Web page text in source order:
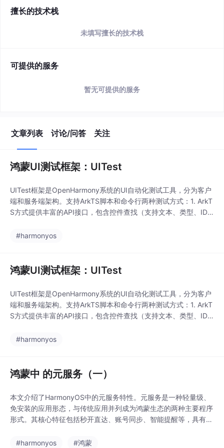
擅长的技术栈
未填写擅长的技术栈
可提供的服务
暂无可提供的服务
文章列表 讨论/问答 关注
鸿蒙UI测试框架：UITest
UITest框架是OpenHarmony系统的UI自动化测试工具，分为客户
端和服务端架构。支持ArkTS脚本和命令行两种测试方式：1. ArkT
S方式提供丰富的API接口，包含控件查找（支持文本、类型、ID
鼠/触摸板/手写笔）功能，通过Driver类实现测试流程控制；2. 命
#harmonyos
鸿蒙UI测试框架：UITest
UITest框架是OpenHarmony系统的UI自动化测试工具，分为客户
端和服务端架构。支持ArkTS脚本和命令行两种测试方式：1. ArkT
S方式提供丰富的API接口，包含控件查找（支持文本、类型、ID
鼠/触摸板/手写笔）功能，通过Driver类实现测试流程控制；2. 命
#harmonyos
鸿蒙中 的元服务（一）
本文介绍了HarmonyOS中的元服务特性。元服务是一种轻量级、
免安装的应用形态，与传统应用并列成为鸿蒙生态的两种主要程序
形式。其核心特征包括秒开直达、账号同步、智能提醒等，具有开
异，阐述了元服务的技术架构和使用场景，如服务卡片和跨设备协
#harmonyos #鸿蒙